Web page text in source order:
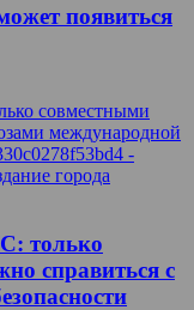
появиться
только
справиться с